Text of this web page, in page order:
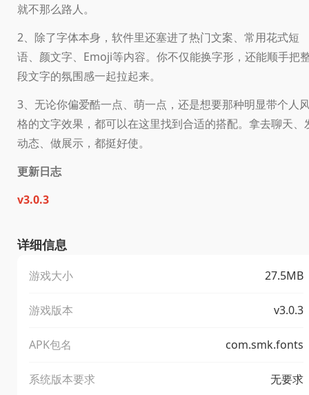
就不那么路人。
2、除了字体本身，软件里还塞进了热门文案、常用花式短
语、颜文字、Emoji等内容。你不仅能换字形，还能顺手把
段文字的氛围感一起拉起来。
3、无论你偏爱酷一点、萌一点，还是想要那种明显带个人
格的文字效果，都可以在这里找到合适的搭配。拿去聊天、
动态、做展示，都挺好使。
更新日志
v3.0.3
详细信息
游戏大小 27.5MB
游戏版本 v3.0.3
APK包名 com.smk.fonts
系统版本要求 无要求